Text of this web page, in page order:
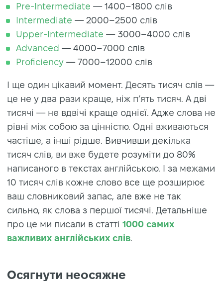
Pre-Intermediate — 1400–1800 слів
Intermediate — 2000–2500 слів
Upper-Intermediate — 3000–4000 слів
Advanced — 4000–7000 слів
Proficiency — 7000–12000 слів
І ще один цікавий момент. Десять тисяч слів —
це не у два рази краще, ніж п’ять тисяч. А дві
тисячі — не вдвічі краще однієї. Адже слова не
рівні між собою за цінністю. Одні вживаються
частіше, а інші рідше. Вивчивши декілька
тисяч слів, ви вже будете розуміти до 80%
написаного в текстах англійською. І за межами
10 тисяч слів кожне слово все ще розширює
ваш словниковий запас, але вже не так
сильно, як слова з першої тисячі. Детальніше
про це ми писали в статті 1000 самих
важливих англійських слів.
Осягнути неосяжне